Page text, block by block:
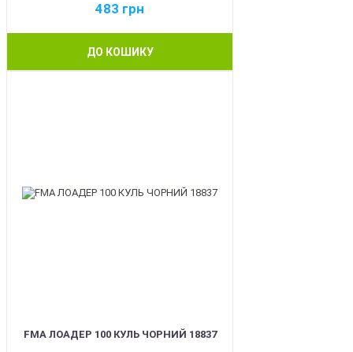
483 грн
ДО КОШИКУ
FMA ЛОАДЕР 100 КУЛЬ ЧОРНИЙ 18837